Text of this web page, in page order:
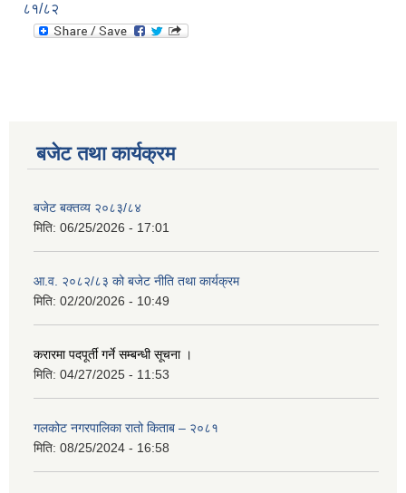
८१/८२
बजेट तथा कार्यक्रम
बजेट बक्तव्य २०८३/८४
मिति: 06/25/2026 - 17:01
आ.व. २०८२/८३ को बजेट नीति तथा कार्यक्रम
मिति: 02/20/2026 - 10:49
करारमा पदपूर्ती गर्ने सम्बन्धी सूचना ।
मिति: 04/27/2025 - 11:53
गलकोट नगरपालिका रातो किताब – २०८१
मिति: 08/25/2024 - 16:58